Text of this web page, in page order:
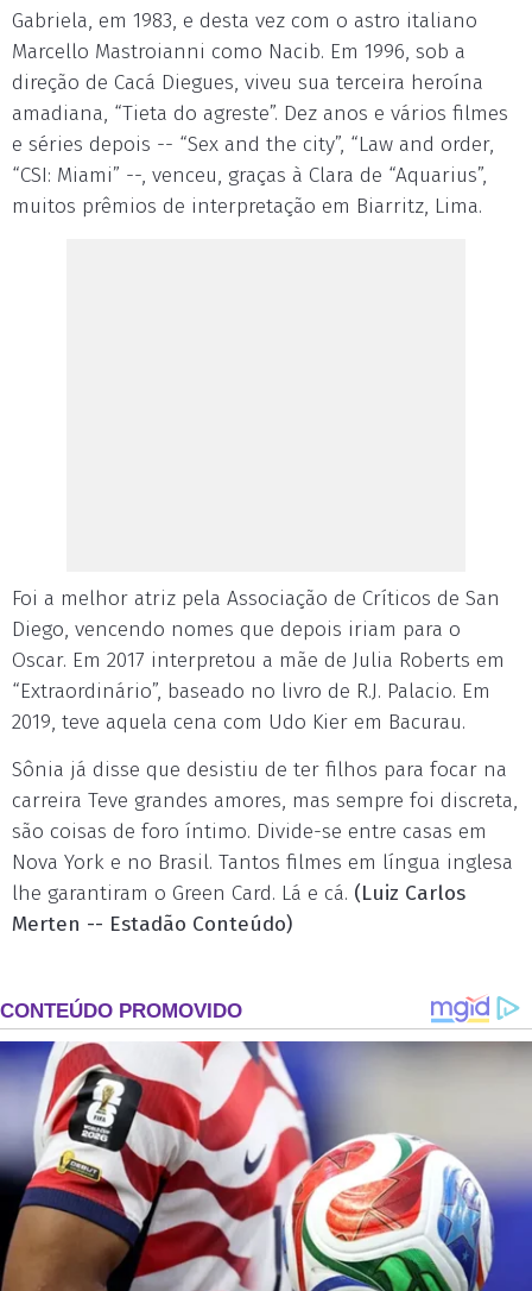
Gabriela, em 1983, e desta vez com o astro italiano
Marcello Mastroianni como Nacib. Em 1996, sob a
direção de Cacá Diegues, viveu sua terceira heroína
amadiana, “Tieta do agreste”. Dez anos e vários filmes
e séries depois -- “Sex and the city”, “Law and order,
“CSI: Miami” --, venceu, graças à Clara de “Aquarius”,
muitos prêmios de interpretação em Biarritz, Lima.
Foi a melhor atriz pela Associação de Críticos de San
Diego, vencendo nomes que depois iriam para o
Oscar. Em 2017 interpretou a mãe de Julia Roberts em
“Extraordinário”, baseado no livro de R.J. Palacio. Em
2019, teve aquela cena com Udo Kier em Bacurau.
Sônia já disse que desistiu de ter filhos para focar na
carreira Teve grandes amores, mas sempre foi discreta,
são coisas de foro íntimo. Divide-se entre casas em
Nova York e no Brasil. Tantos filmes em língua inglesa
lhe garantiram o Green Card. Lá e cá. (Luiz Carlos
Merten -- Estadão Conteúdo)